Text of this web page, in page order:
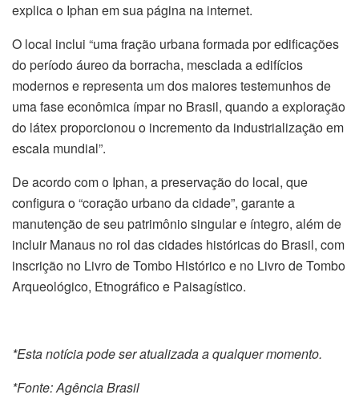
explica o Iphan em sua página na internet.
O local inclui “uma fração urbana formada por edificações
do período áureo da borracha, mesclada a edifícios
modernos e representa um dos maiores testemunhos de
uma fase econômica ímpar no Brasil, quando a exploração
do látex proporcionou o incremento da industrialização em
escala mundial”.
De acordo com o Iphan, a preservação do local, que
configura o “coração urbano da cidade”, garante a
manutenção de seu patrimônio singular e íntegro, além de
incluir Manaus no rol das cidades históricas do Brasil, com
inscrição no Livro de Tombo Histórico e no Livro de Tombo
Arqueológico, Etnográfico e Paisagístico.
*Esta notícia pode ser atualizada a qualquer momento.
*Fonte: Agência Brasil